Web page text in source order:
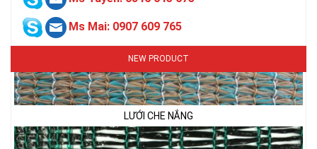
Ms Mai: 0907 609 765
NEW PRODUCT
LƯỚI CHE NẮNG